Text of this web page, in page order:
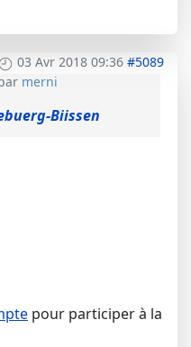
03 Avr 2018 09:36 #5089
merni
Biissen
pour participer à la